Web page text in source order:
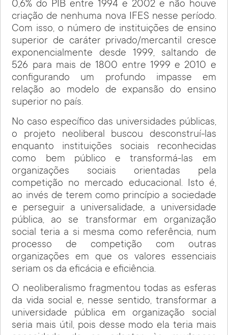
0,6% do PIB entre 1994 e 2002 e não houve
criação de nenhuma nova IFES nesse período.
Com isso, o número de instituições de ensino
superior de caráter privado/mercantil cresce
exponencialmente desde 1999, saltando de
526 para mais de 1800 entre 1999 e 2010 e
configurando um profundo impasse em
relação ao modelo de expansão do ensino
superior no país.
No caso específico das universidades públicas,
o projeto neoliberal buscou desconstruí-las
enquanto instituições sociais reconhecidas
como bem público e transformá-las em
organizações sociais orientadas pela
competição no mercado educacional. Isto é,
ao invés de terem como princípio a sociedade
e perseguir a universalidade, a universidade
pública, ao se transformar em organização
social teria a si mesma como referência, num
processo de competição com outras
organizações em que os valores essenciais
seriam os da eficácia e eficiência.
O neoliberalismo fragmentou todas as esferas
da vida social e, nesse sentido, transformar a
universidade pública em organização social
seria mais útil, pois desse modo ela teria mais